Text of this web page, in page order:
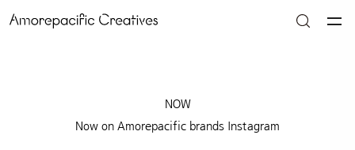
NOW
Now on Amorepacific brands Instagram